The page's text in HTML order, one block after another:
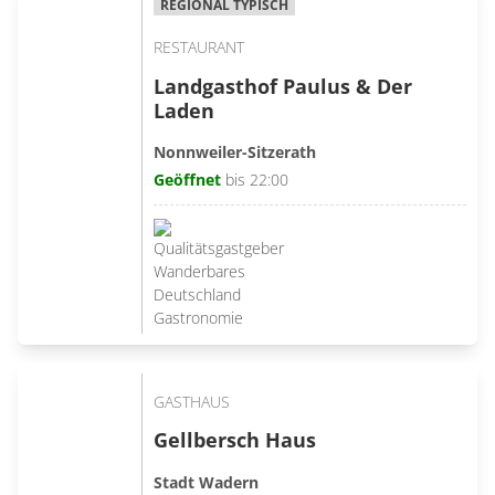
REGIONAL TYPISCH
RESTAURANT
Landgasthof Paulus & Der
Laden
Nonnweiler-Sitzerath
Geöffnet bis 22:00
GASTHAUS
Gellbersch Haus
Stadt Wadern